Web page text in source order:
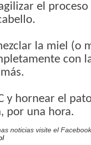
el
la miel (o
con
y hornear el
por una hora.
noticias visite el